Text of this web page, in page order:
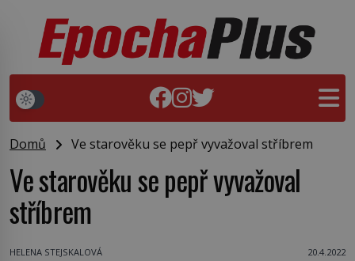
Domů Ve starověku se pepř vyvažoval stříbrem
Ve starověku se pepř vyvažoval
stříbrem
HELENA STEJSKALOVÁ 20.4.2022